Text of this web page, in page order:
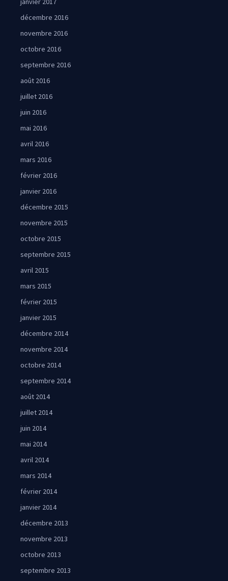
décembre 2016
novembre 2016
octobre 2016
septembre 2016
août 2016
juillet 2016
juin 2016
mai 2016
avril 2016
mars 2016
février 2016
janvier 2016
décembre 2015
novembre 2015
octobre 2015
septembre 2015
avril 2015
mars 2015
février 2015
janvier 2015
décembre 2014
novembre 2014
octobre 2014
septembre 2014
août 2014
juillet 2014
juin 2014
mai 2014
avril 2014
mars 2014
février 2014
janvier 2014
décembre 2013
novembre 2013
octobre 2013
septembre 2013